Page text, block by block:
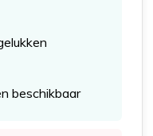
beschikbaar